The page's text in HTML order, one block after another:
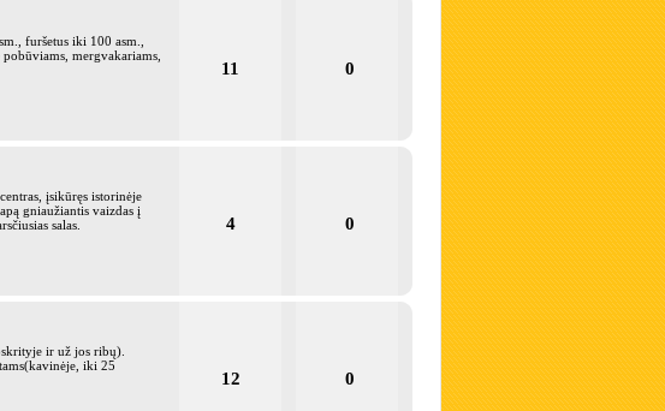
furšetus iki 100 asm.,
mergvakariams,
11 0
įsikūręs istorinėje
gniaužiantis vaizdas į
salas.
4 0
ir už jos ribų).
iki 25
12 0